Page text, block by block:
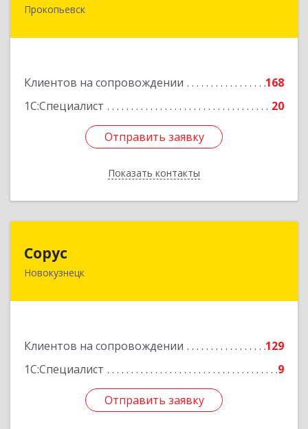
Прокопьевск
Клиентов на сопровождении
168
1С:Специалист
20
Отправить заявку
Показать контакты
653039, Кемеровская область - Кузбасс,
Подробнее
Отправить заявку
Назад
Сорус
Новокузнецк
Клиентов на сопровождении
129
1С:Специалист
9
Отправить заявку
654005, Кемеровская область - Кузбасс,
Подробнее
Отправить заявку